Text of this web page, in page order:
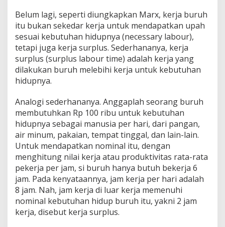
Belum lagi, seperti diungkapkan Marx, kerja buruh
itu bukan sekedar kerja untuk mendapatkan upah
sesuai kebutuhan hidupnya (necessary labour),
tetapi juga kerja surplus. Sederhananya, kerja
surplus (surplus labour time) adalah kerja yang
dilakukan buruh melebihi kerja untuk kebutuhan
hidupnya.
Analogi sederhananya. Anggaplah seorang buruh
membutuhkan Rp 100 ribu untuk kebutuhan
hidupnya sebagai manusia per hari, dari pangan,
air minum, pakaian, tempat tinggal, dan lain-lain.
Untuk mendapatkan nominal itu, dengan
menghitung nilai kerja atau produktivitas rata-rata
pekerja per jam, si buruh hanya butuh bekerja 6
jam. Pada kenyataannya, jam kerja per hari adalah
8 jam. Nah, jam kerja di luar kerja memenuhi
nominal kebutuhan hidup buruh itu, yakni 2 jam
kerja, disebut kerja surplus.